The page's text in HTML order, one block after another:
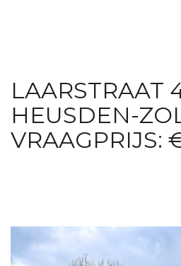
LAARSTRAAT
HEUSDEN-
VRAAGPRIJS: